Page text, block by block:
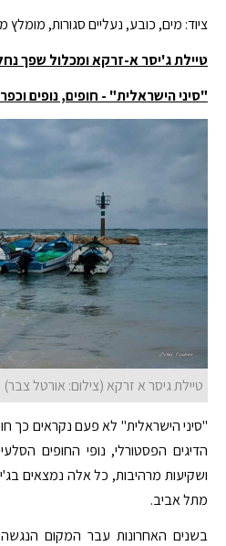
ציוד: מים, כובע, נעליים סגורות,
טיילת ג'יסר א-זרקא ומכלול שפך
"סיני הישראלית" - חופים, נופים
טיילת גיסר א זרקא (צילום: אורטל צבר)
"סיני הישראלית" לא פעם נקראים כך
הדיגים הפסטורלי, נופי החופים
ושקיעות מרהיבות, כל אלה נמצאים
מתל אביב.
בשנים האחרונות עבר המקום